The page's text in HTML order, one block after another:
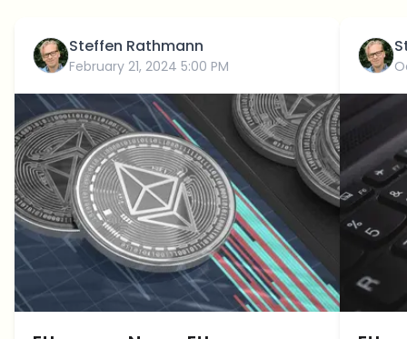
Steffen Rathmann
February 21, 2024 5:00 PM